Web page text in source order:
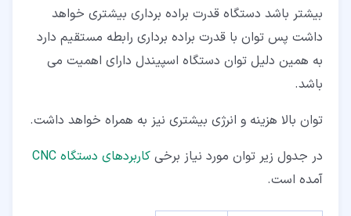
بیشتر باشد دستگاه قدرت براده برداری بیشتری خواهد
داشت پس توان با قدرت براده برداری رابطه مستقیم دارد
به همین دلیل توان دستگاه اسپیندل دارای اهمیت می
باشد.
توان بالا هزینه و انرژی بیشتری نیز به همراه خواهد داشت.
در جدول زیر توان مورد نیاز برخی کاربردهای دستگاه CNC
آمده است.